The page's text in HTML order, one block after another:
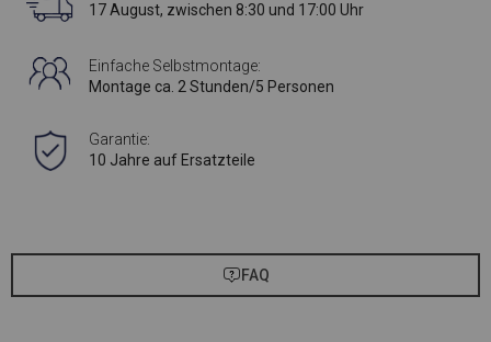
17 August, zwischen 8:30 und 17:00 Uhr
Einfache Selbstmontage:
Montage ca. 2 Stunden/5 Personen
Garantie:
10 Jahre auf Ersatzteile
FAQ